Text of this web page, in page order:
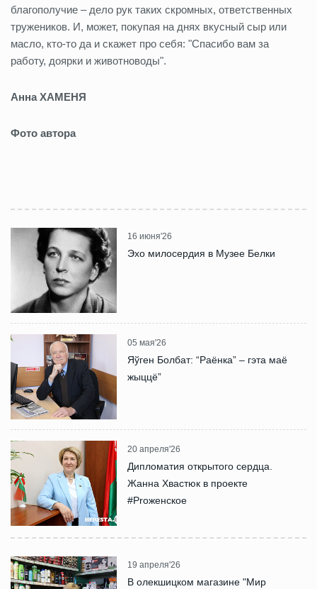
благополучие – дело рук таких скромных, ответственных
тружеников. И, может, покупая на днях вкусный сыр или
масло, кто-то да и скажет про себя: "Спасибо вам за
работу, доярки и животноводы".
Анна ХАМЕНЯ
Фото автора
16 июня'26
Эхо милосердия в Музее Белки
05 мая'26
Яўген Болбат: “Раёнка” – гэта маё
жыццё”
20 апреля'26
Дипломатия открытого сердца.
Жанна Хвастюк в проекте
#Proженское
19 апреля'26
В олекшицком магазине "Мир